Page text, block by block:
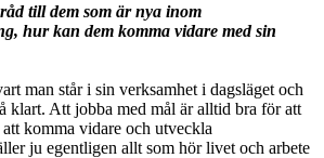
till dem som är nya inom
hur kan dem komma vidare med sin
man står i sin verksamhet i dagsläget och
klart. Att jobba med mål är alltid bra för att
komma vidare och utveckla
ju egentligen allt som hör livet och arbete